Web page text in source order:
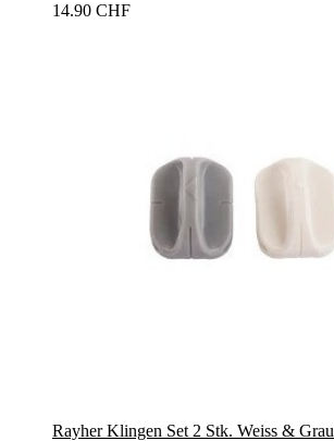
14.90 CHF
Rayher Klingen Set 2 Stk. Weiss & Grau